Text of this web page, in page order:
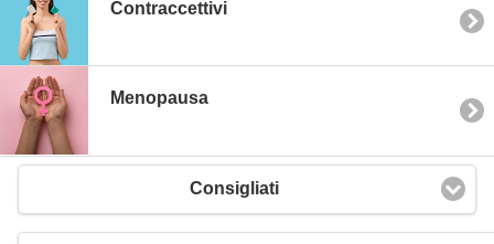
Contraccettivi
Menopausa
Consigliati